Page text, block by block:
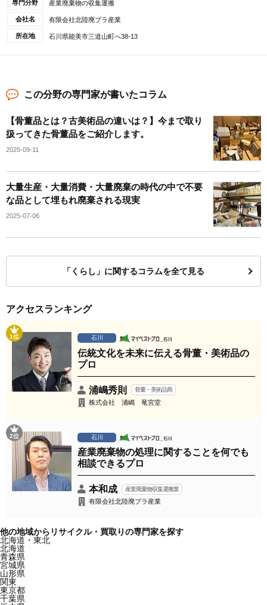
専門分野 産業廃棄物の収集運搬
会社名 有限会社北陸廃プラ産業
所在地 石川県能美市三道山町へ38-13
この分野の専門家が書いたコラム
【骨董品とは？古美術品の違いは？】今まで取り
扱ってきた骨董品をご紹介します。
2025-09-11
大量生産・大量消費・大量廃棄の時代の中で不要
な品として埋もれ廃棄される現実
2025-07-06
「くらし」に関するコラムを全て見る
アクセスランキング
1位 石川
伝統文化を未来に伝える骨董・美術品の
プロ
浦嶋秀則 骨董・美術品商
株式会社 浦嶋 竜宮堂
2位 石川
産業廃棄物の処理に関することを何でも
相談できるプロ
本和成 産業廃棄物収集運搬業
有限会社北陸廃プラ産業
他の地域からリサイクル・買取りの専門家を探す
北海道・東北
北海道
青森県
宮城県
山形県
関東
東京都
千葉県